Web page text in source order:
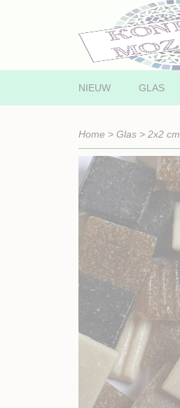
NIEUW GLAS
Home > Glas > 2x2 cm